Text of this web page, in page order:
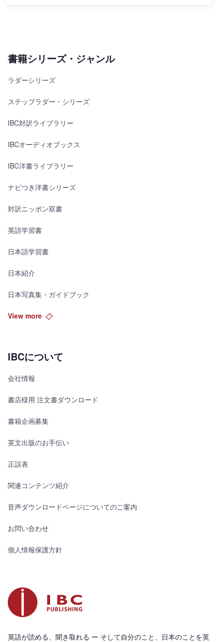
英語が読める、聞き取れる ー そして自分のこと、日本のことを英
書籍シリーズ・ジャンル
ラダーシリーズ
ステップラダー・シリーズ
IBC対訳ライブラリー
IBCオーディオブックス
IBC洋書ライブラリー
ナビつき洋書シリーズ
対訳ニッポン双書
英語学習書
日本語学習書
日本紹介
日本写真集・ガイドブック
View more
IBCについて
会社情報
書店様用 注文書ダウンロード
書籍企画募集
英文出版のお手伝い
正誤表
関連コンテンツ紹介
音声ダウンロードページについてのご案内
お問い合わせ
個人情報保護方針